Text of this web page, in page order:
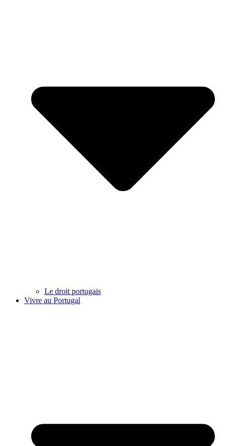
Le droit portugais
Vivre au Portugal